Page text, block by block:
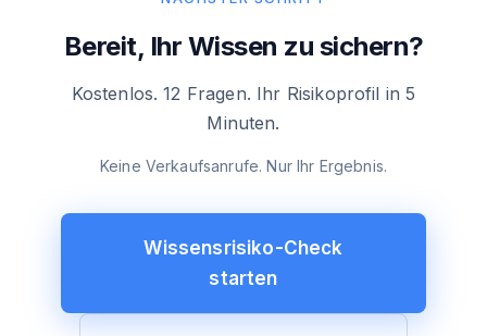
Bereit, Ihr Wissen zu sichern?
Kostenlos. 12 Fragen. Ihr Risikoprofil in 5
Minuten.
Keine Verkaufsanrufe. Nur Ihr Ergebnis.
Wissensrisiko-Check
starten